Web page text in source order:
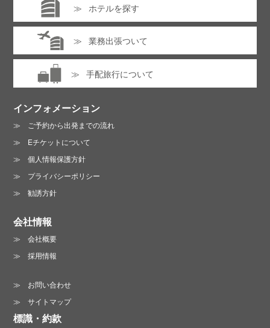
ホテルを探す
業務出張ついて
手配旅行について
インフォメーション
ご予約から出発までの流れ
Eチケットについて
個人情報保護方針
プライバシーポリシー
勧誘方針
会社情報
会社概要
採用情報
お問い合わせ
サイトマップ
標識・約款